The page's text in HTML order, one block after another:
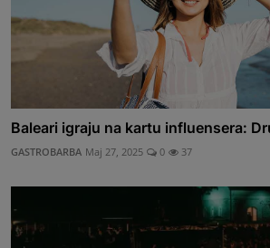
Baleari igraju na kartu influensera:
GASTROBARBA Maj 27, 2025 0 37